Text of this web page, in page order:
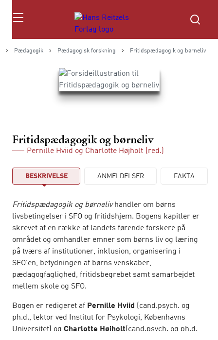
Søg
Pædagogik Pædagogisk forskning Fritidspædagogik og børneliv
Fritidspædagogik og børneliv
Pernille Hviid og Charlotte Højholt (red.)
BESKRIVELSE ANMELDELSER FAKTA
Fritidspædagogik og børnelivhandler om børns
livsbetingelser i SFO og fritidshjem. Bogens kapitler er
skrevet af en række af landets førende forskere på
området og omhandler emner som børns liv og læring
på tværs af institutioner, inklusion, organisering i
SFO’en, betydningen af børns venskaber,
pædagogfaglighed, fritidsbegrebet samt samarbejdet
mellem skole og SFO.
Bogen er redigeret af Pernille Hviid
(cand.psych. og
ph.d., lektor ved Institut for Psykologi, Københavns
Universitet) og Charlotte Højholt (cand.psych. og ph.d.,